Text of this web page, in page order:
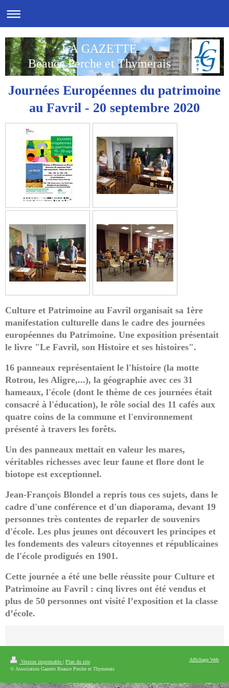
LA GAZETTE
Beauce Perche et Thymerais
Journées Européennes du patrimoine
au Favril - 20 septembre 2020
Culture et Patrimoine au Favril organisait sa 1ère
manifestation culturelle dans le cadre des journées
européennes du Patrimoine. Une exposition présentait
le livre "Le Favril, son Histoire et ses histoires".
16 panneaux représentaient le l'histoire (la motte
Rotrou, les Aligre,...), la géographie avec ces 31
hameaux, l'école (dont le thème de ces journées était
consacré à l'éducation), le rôle social des 11 cafés aux
quatre coins de la commune et l'environnement
présenté à travers les forêts.
Un des panneaux mettait en valeur les mares,
véritables richesses avec leur faune et flore dont le
biotope est exceptionnel.
Jean-François Blondel a repris tous ces sujets, dans le
cadre d'une conférence et d'un diaporama, devant 19
personnes très contentes de reparler de souvenirs
d'école. Les plus jeunes ont découvert les principes et
les fondements des valeurs citoyennes et républicaines
de l'école prodigués en 1901.
Cette journée a été une belle réussite pour Culture et
Patrimoine au Favril : cinq livres ont été vendus et
plus de 50 personnes ont visité l’exposition et la classe
d’école.
Version imprimable | Plan du site
© Association Gazette Beauce Perche et Thymerais
Affichage Web